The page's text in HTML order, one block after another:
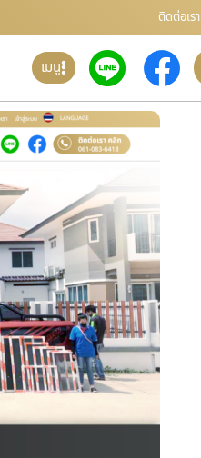
ติดต่อเรา
เมนู